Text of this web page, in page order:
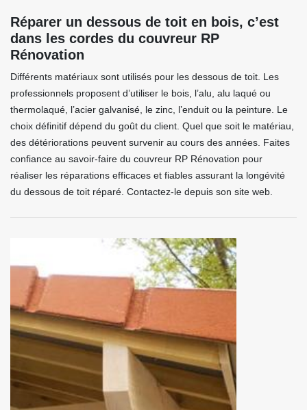
Réparer un dessous de toit en bois, c’est
dans les cordes du couvreur RP
Rénovation
Différents matériaux sont utilisés pour les dessous de toit. Les
professionnels proposent d’utiliser le bois, l’alu, alu laqué ou
thermolaqué, l’acier galvanisé, le zinc, l’enduit ou la peinture. Le
choix définitif dépend du goût du client. Quel que soit le matériau,
des détériorations peuvent survenir au cours des années. Faites
confiance au savoir-faire du couvreur RP Rénovation pour
réaliser les réparations efficaces et fiables assurant la longévité
du dessous de toit réparé. Contactez-le depuis son site web.